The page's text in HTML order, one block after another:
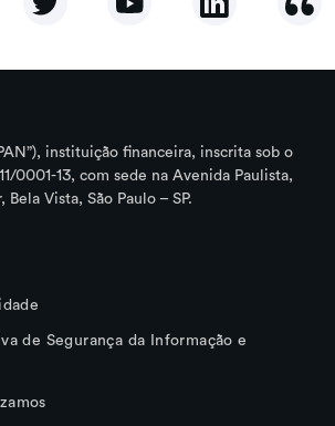
instituição financeira, inscrita sob o
0001-13, com sede na Avenida Paulista,
Bela Vista, São Paulo – SP.
de Segurança da Informação e